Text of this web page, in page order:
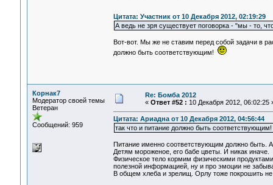
Цитата: Участник от 10 Декабря 2012, 02:19:29
А ведь не зря существует поговорка - "мы - то,
Вот-вот. Мы же не ставим перед собой задачи в
должно быть соответствующим!
Корнак7
Модератор своей темы
Ветеран
Сообщений: 959
Re: Бомба 2012
« Ответ #52 : 10 Декабря 2012, 06:02:25
Цитата: Ариадна от 10 Декабря 2012, 04:56:44
так что и питание должно быть соответствующим!
Питание именно соответствующим должно быть.
Детям мороженое, его бабе цветы. И никак иначе.
Физическое тело кормим физическими
полезной информацией, ну и про эмоции не
В общем хлеба и зрелищ. Орлу тоже покрошить